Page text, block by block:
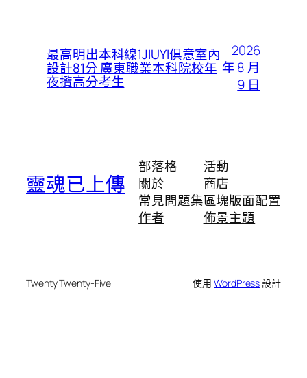
最高明出本科線1JIUYI俱意室內
設計81分 廣東職業本科院校年
夜攬高分考生
2026
年 8 月
9 日
靈魂已上傳
部落格
關於
常見問題集
作者
活動
商店
區塊版面配置
佈景主題
Twenty Twenty-Five 使用WordPress設計